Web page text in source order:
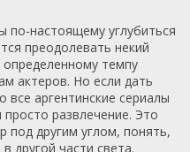
по-настоящему углубиться
преодолевать некий
темпу
актеров. Но если дать
аргентинские сериалы
развлечение. Это
другим углом, понять,
другой части света.